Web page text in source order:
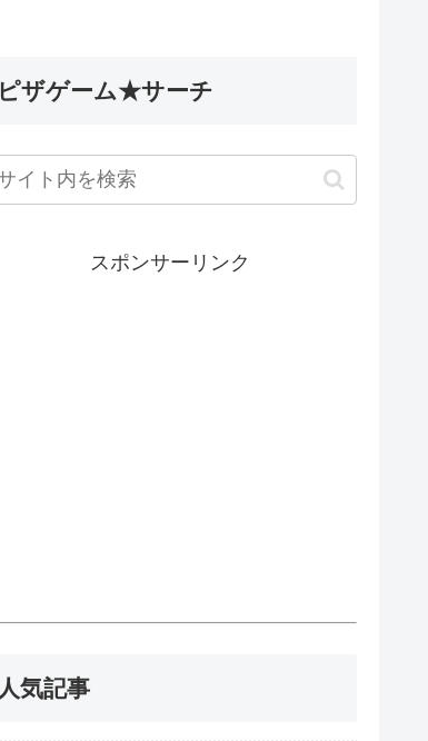
試練の隠し要素
ピザゲーム★サーチ
スポンサーリンク
人気記事